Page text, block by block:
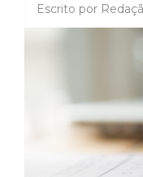
Escrito por